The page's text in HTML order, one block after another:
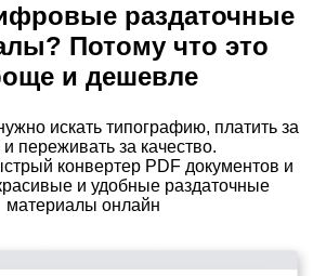
раздаточные
Потому что это
и дешевле
искать типографию, платить за
переживать за качество.
конвертер PDF документов и
и удобные раздаточные
материалы онлайн